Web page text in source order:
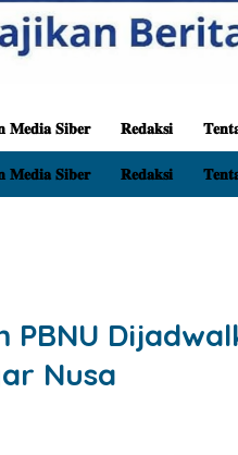
𝐌𝐞𝐝𝐢𝐚 𝐒𝐢𝐛𝐞𝐫 𝐑𝐞𝐝𝐚𝐤𝐬𝐢
𝐌𝐞𝐝𝐢𝐚 𝐒𝐢𝐛𝐞𝐫 𝐑𝐞𝐝𝐚𝐤𝐬𝐢
PBNU
Nusa